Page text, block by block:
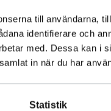
till användarna,
identifierare och
med. Dessa kan i
in när du har
Statistik
höga standard.
kundservice finns